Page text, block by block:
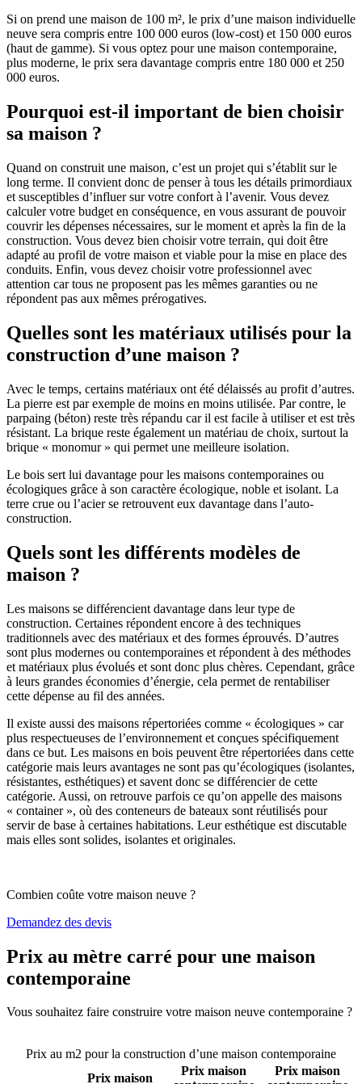
Si on prend une maison de 100 m², le prix d’une maison individuelle
neuve sera compris entre 100 000 euros (low-cost) et 150 000 euros
(haut de gamme). Si vous optez pour une maison contemporaine,
plus moderne, le prix sera davantage compris entre 180 000 et 250
000 euros.
Pourquoi est-il important de bien choisir
sa maison ?
Quand on construit une maison, c’est un projet qui s’établit sur le
long terme. Il convient donc de penser à tous les détails primordiaux
et susceptibles d’influer sur votre confort à l’avenir. Vous devez
calculer votre budget en conséquence, en vous assurant de pouvoir
couvrir les dépenses nécessaires, sur le moment et après la fin de la
construction. Vous devez bien choisir votre terrain, qui doit être
adapté au profil de votre maison et viable pour la mise en place des
conduits. Enfin, vous devez choisir votre professionnel avec
attention car tous ne proposent pas les mêmes garanties ou ne
répondent pas aux mêmes prérogatives.
Quelles sont les matériaux utilisés pour la
construction d’une maison ?
Avec le temps, certains matériaux ont été délaissés au profit d’autres.
La pierre est par exemple de moins en moins utilisée. Par contre, le
parpaing (béton) reste très répandu car il est facile à utiliser et est très
résistant. La brique reste également un matériau de choix, surtout la
brique « monomur » qui permet une meilleure isolation.
Le bois sert lui davantage pour les maisons contemporaines ou
écologiques grâce à son caractère écologique, noble et isolant. La
terre crue ou l’acier se retrouvent eux davantage dans l’auto-
construction.
Quels sont les différents modèles de
maison ?
Les maisons se différencient davantage dans leur type de
construction. Certaines répondent encore à des techniques
traditionnels avec des matériaux et des formes éprouvés. D’autres
sont plus modernes ou contemporaines et répondent à des méthodes
et matériaux plus évolués et sont donc plus chères. Cependant, grâce
à leurs grandes économies d’énergie, cela permet de rentabiliser
cette dépense au fil des années.
Il existe aussi des maisons répertoriées comme « écologiques » car
plus respectueuses de l’environnement et conçues spécifiquement
dans ce but. Les maisons en bois peuvent être répertoriées dans cette
catégorie mais leurs avantages ne sont pas qu’écologiques (isolantes,
résistantes, esthétiques) et savent donc se différencier de cette
catégorie. Aussi, on retrouve parfois ce qu’on appelle des maisons
« container », où des conteneurs de bateaux sont réutilisés pour
servir de base à certaines habitations. Leur esthétique est discutable
mais elles sont solides, isolantes et originales.
Combien coûte votre maison neuve ?
Demandez des devis
Prix au mètre carré pour une maison
contemporaine
Vous souhaitez faire construire votre maison neuve contemporaine ?
Prix au m2 pour la construction d’une maison contemporaine
Prix maison
Prix maison
Prix maison